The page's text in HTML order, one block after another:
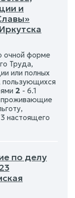
и
очной форме
Труда,
или полных
пользующихся
2 - 6.1
проживающие
настоящего
по делу